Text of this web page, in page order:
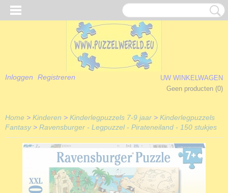
Inloggen Registreren
UW WINKELWAGEN
Geen producten (0)
Home > Kinderen > Kinderlegpuzzels 7-9 jaar > Kinderlegpuzzels
Fantasy> Ravensburger - Legpuzzel - Pirateneiland - 150 stukjes